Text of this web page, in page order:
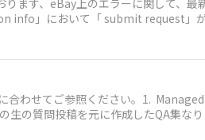
Payments登録前やManaged
なりますので、よくご確認いただけ
今後ともeBay サポートチャンネルを
ます、eBay上のエラーに関して、最
info」において「 submit request」
うでない場合があり。現在eBayのシ
ケースもあるようですので、以下をお
違がないか確認ください。 該当ペ
のみ利用可。デビットカードも利
payment method.」と表示され、
とは無関係で以下で解決するケース
ていないことでエラーが起こること
わせてご参照ください。1.
の質問投稿を元に作成したQA集なり